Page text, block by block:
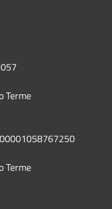
Terme
Terme